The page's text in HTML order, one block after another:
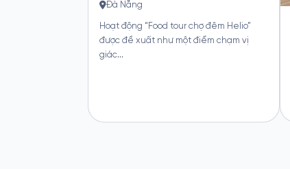
Đà Nẵng
Hoạt động “Food tour chợ đêm Helio”
được đề xuất như một điểm chạm vị
giác...